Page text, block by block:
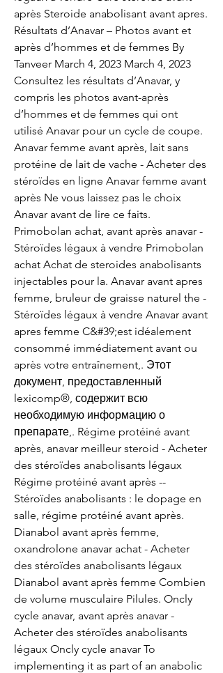
après Steroide anabolisant avant apres.
Résultats d’Anavar – Photos avant et
après d’hommes et de femmes By
Tanveer March 4, 2023 March 4, 2023
Consultez les résultats d’Anavar, y
compris les photos avant-après
d’hommes et de femmes qui ont
utilisé Anavar pour un cycle de coupe.
Anavar femme avant après, lait sans
protéine de lait de vache - Acheter des
stéroïdes en ligne Anavar femme avant
après Ne vous laissez pas le choix
Anavar avant de lire ce faits.
Primobolan achat, avant après anavar -
Stéroïdes légaux à vendre Primobolan
achat Achat de steroides anabolisants
injectables pour la. Anavar avant apres
femme, bruleur de graisse naturel the -
Stéroïdes légaux à vendre Anavar avant
apres femme C&#39;est idéalement
consommé immédiatement avant ou
après votre entraînement,. Этот
документ, предоставленный
lexicomp®, содержит всю
необходимую информацию о
препарате,. Régime protéiné avant
après, anavar meilleur steroid - Acheter
des stéroïdes anabolisants légaux
Régime protéiné avant après --
Stéroïdes anabolisants : le dopage en
salle, régime protéiné avant après.
Dianabol avant après femme,
oxandrolone anavar achat - Acheter
des stéroïdes anabolisants légaux
Dianabol avant après femme Combien
de volume musculaire Pilules. Oncly
cycle anavar, avant après anavar -
Acheter des stéroïdes anabolisants
légaux Oncly cycle anavar To
implementing it as part of an anabolic